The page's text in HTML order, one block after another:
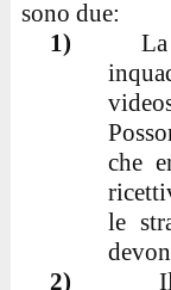
sono due:
1)
che
le
2)